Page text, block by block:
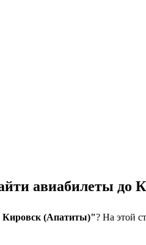
авиабилеты до
Кировск (Апатиты)"? На этой